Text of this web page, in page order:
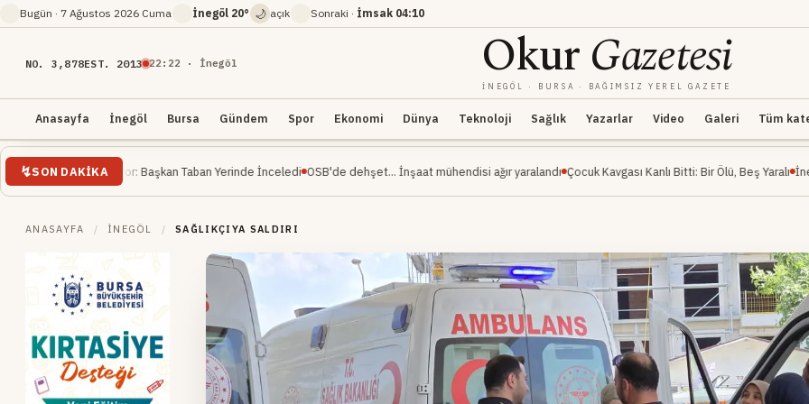
Bugün · 7 Ağustos 2026 Cuma İnegöl 20° 🌙 açık Sonraki · İmsak 04:10
NO. 3,878EST. 2013 22 : 22 · İnegöl OkurGazetesi
İNEGÖL · BURSA · BAĞIMSIZ YEREL GAZETE
Anasayfa İnegöl Bursa Gündem Spor Ekonomi Dünya Teknoloji Sağlık Yazarlar Video Galeri Tüm
SON DAKIKA
Ediyor: Başkan Taban Yerinde İnceledi OSB'de dehşet... İnşaat mühendisi ağır yaralandı Çocuk Kavgası Kanlı Bitti: Bir Ölü, Beş Yaralı İnegöl Millet
ANASAYFA / İNEGÖL / SAĞLIKÇIYA SALDIRI